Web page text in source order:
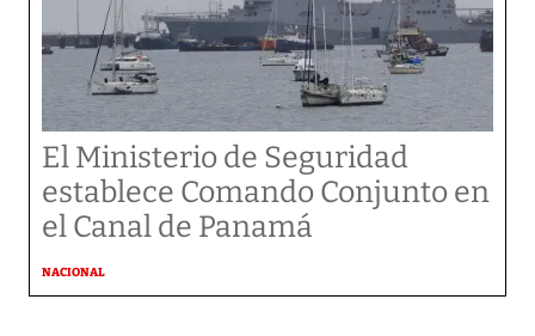
El Ministerio de Seguridad
establece Comando Conjunto en
el Canal de Panamá
NACIONAL